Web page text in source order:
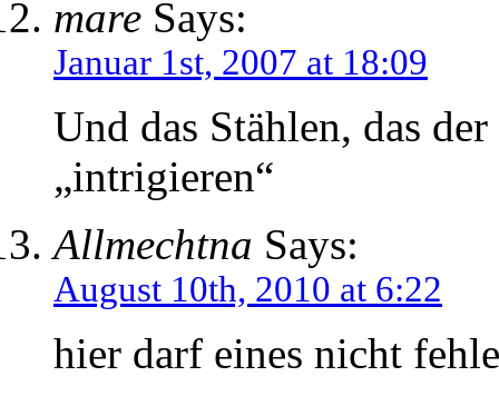
mare Says:
Januar 1st, 2007 at 18:09
Und das Stählen, das
„intrigieren“
Allmechtna Says:
August 10th, 2010 at 6:22
hier darf eines nicht